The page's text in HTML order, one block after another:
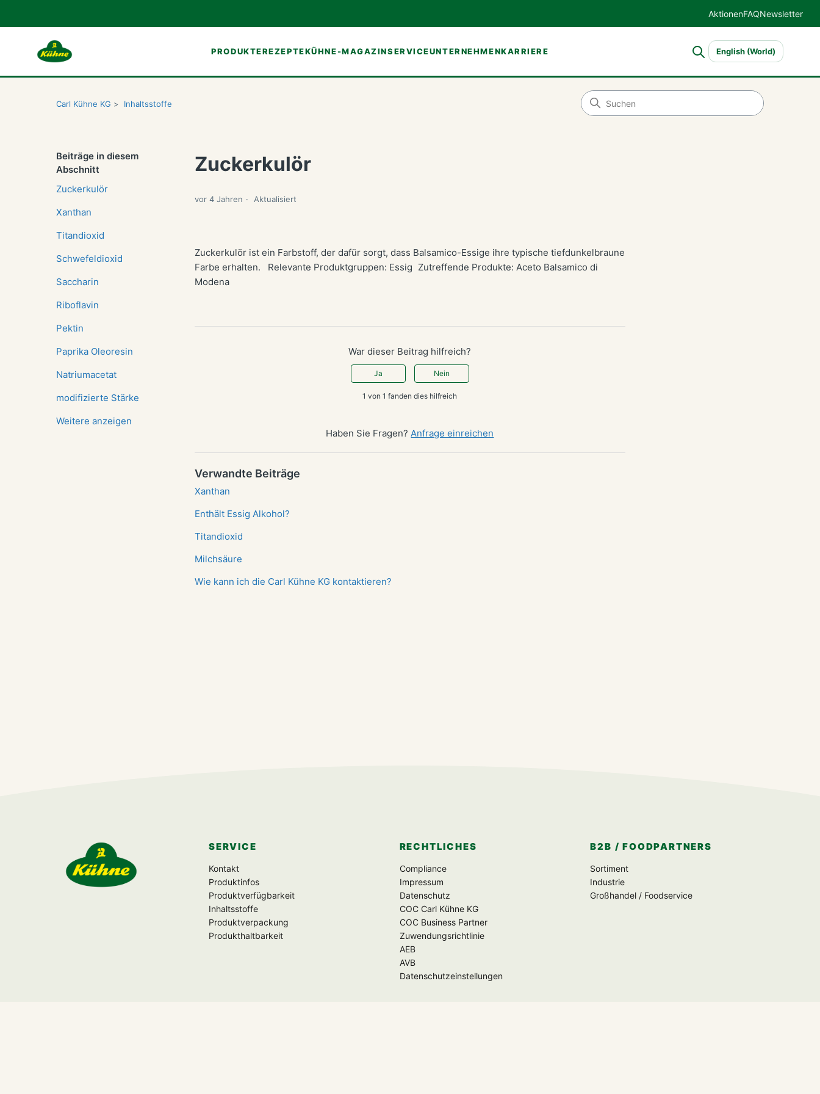
AktionenFAQNewsletter
PRODUKTEREZEPTEKÜHNE-MAGAZINSERVICEUNTERNEHMENKARRIERE English (World)
Carl Kühne KG Inhaltsstoffe
Beiträge in diesem
Abschnitt
Zuckerkulör
Xanthan
Titandioxid
Schwefeldioxid
Saccharin
Riboflavin
Pektin
Paprika Oleoresin
Natriumacetat
modifizierte Stärke
Weitere anzeigen
Zuckerkulör
vor 4 Jahren Aktualisiert
Zuckerkulör ist ein Farbstoff, der dafür sorgt, dass Balsamico-Essige ihre typische tiefdunkelbraune
Farbe erhalten. Relevante Produktgruppen: Essig Zutreffende Produkte: Aceto Balsamico di
Modena
War dieser Beitrag hilfreich?
Ja Nein
1 von 1 fanden dies hilfreich
Haben Sie Fragen?Anfrage einreichen
Verwandte Beiträge
Xanthan
Enthält Essig Alkohol?
Titandioxid
Milchsäure
Wie kann ich die Carl Kühne KG kontaktieren?
Zur Startseite SERVICE
Kontakt
Produktinfos
Produktverfügbarkeit
Inhaltsstoffe
Produktverpackung
Produkthaltbarkeit
RECHTLICHES
Compliance
Impressum
Datenschutz
COC Carl Kühne KG
COC Business Partner
Zuwendungsrichtlinie
AEB
AVB
Datenschutzeinstellungen
B2B / FOODPARTNERS
Sortiment
Industrie
Großhandel / Foodservice